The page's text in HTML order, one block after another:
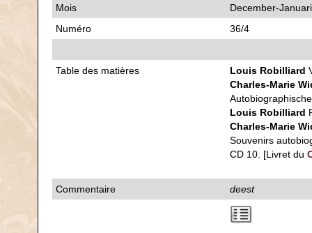
Mois
December-
Numéro
36/4
Table des matières Louis Robilliard
Charles-Marie
Louis Robilliard
Charles-Marie
Souvenirs
CD 10. [Livret du
Commentaire deest